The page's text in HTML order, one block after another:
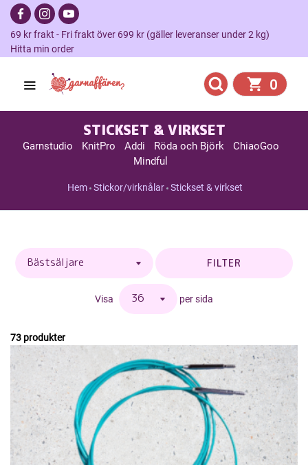
69 kr frakt - Fri frakt över 699 kr (gäller leveranser under 2 kg)
Hitta min order
0
STICKSET & VIRKSET
Garnstudio KnitPro Addi Röda och Björk
ChiaoGoo
Mindful
Hem Stickor/virknålar Stickset & virkset
FILTER
Visa per sida
73 produkter